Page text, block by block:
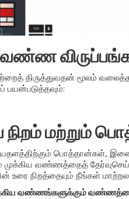
வண்ண
திருத்துவதன் மூலம்
பயன்படுத்தவும்:
நிறம் மற்றும்
பொத்தான்கள்,
முக்கிய வண்ணத்தைத்
உரை நிறத்தையும் நீங்கள்
வண்ணங்களுக்கும்